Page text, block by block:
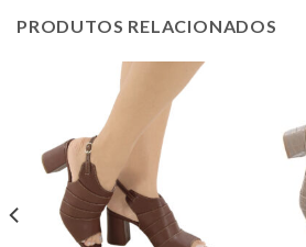
PRODUTOS RELACIONADOS